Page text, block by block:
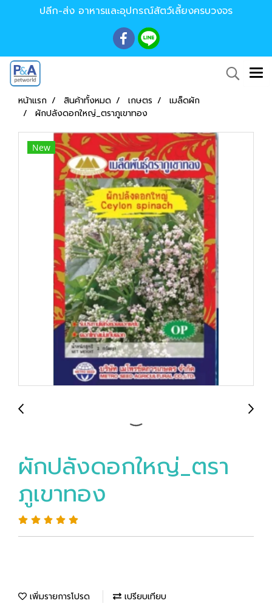
ปลีก-ส่ง อาหารและอุปกรณ์สัตว์เลี้ยงครบวงจร
หน้าแรก สินค้าทั้งหมด เกษตร
เมล็ดผัก
ผักปลังดอกใหญ่_ตราภูเขาทอง
New
ผักปลังดอกใหญ่_ตรา
ภูเขาทอง
เพิ่มรายการโปรด เปรียบเทียบ